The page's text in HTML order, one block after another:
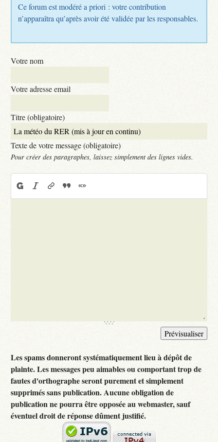
Ce forum est modéré a priori : votre contribution
n’apparaîtra qu’après avoir été validée par les responsables.
Votre nom
Votre adresse email
Titre (obligatoire)
Texte de votre message (obligatoire)
Pour créer des paragraphes, laissez simplement des lignes vides.
Les spams donneront systématiquement lieu à dépôt de
plainte. Les messages peu aimables ou comportant trop de
fautes d'orthographe seront purement et simplement
supprimés sans publication. Aucune obligation de
publication ne pourra être opposée au webmaster, sauf
éventuel droit de réponse dûment justifié.